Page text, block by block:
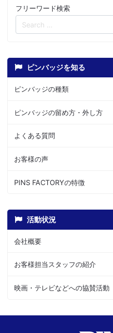
フリーワード検索
Search
ピンバッジを知る
ピンバッジの種類
ピンバッジの留め方・外し方
よくある質問
お客様の声
PINS FACTORYの特徴
活動状況
会社概要
お客様担当スタッフの紹介
映画・テレビなどへの協賛活動